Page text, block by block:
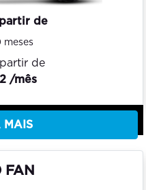
de
meses
de
/mês
MAIS
FAN